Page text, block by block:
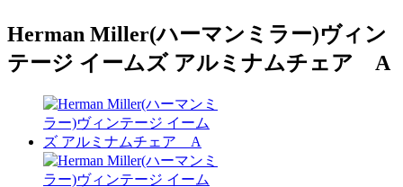
Herman Miller(ハーマンミラー)ヴィン
テージ イームズ アルミナムチェア A